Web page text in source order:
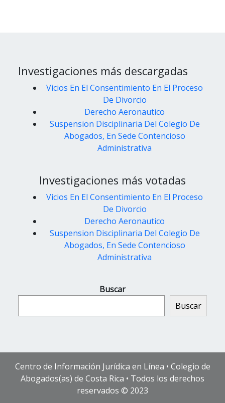
Investigaciones más descargadas
Vicios En El Consentimiento En El Proceso
De Divorcio
Derecho Aeronautico
Suspension Disciplinaria Del Colegio De
Abogados, En Sede Contencioso
Administrativa
Investigaciones más votadas
Vicios En El Consentimiento En El Proceso
De Divorcio
Derecho Aeronautico
Suspension Disciplinaria Del Colegio De
Abogados, En Sede Contencioso
Administrativa
Buscar
Buscar
Centro de Información Jurídica en Línea • Colegio de
Abogados(as) de Costa Rica • Todos los derechos
reservados © 2023